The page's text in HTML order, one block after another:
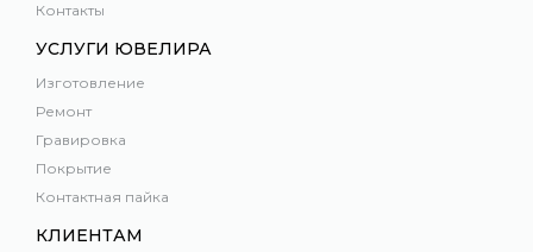
Контакты
УСЛУГИ ЮВЕЛИРА
Изготовление
Ремонт
Гравировка
Покрытие
Контактная пайка
КЛИЕНТАМ